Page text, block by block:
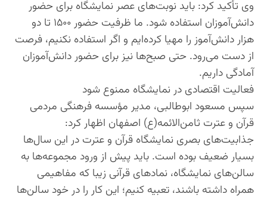
وی تأکید کرد: باید نوبت‌های عصر نمایشگاه برای حضور
دانش‌آموزان استفاده شود. ما ظرفیت حضور ۱۵۰۰ تا دو
هزار دانش‌آموز را مهیا کرده‌ایم و اگر استفاده نکنیم، فرصت
از دست می‌رود. حتی صبح‌ها نیز برای حضور دانش‌آموزان
آمادگی داریم.
فعالیت اقتصادی در نمایشگاه ممنوع شود
سپس مسعود ابوطالبی، مدیر مؤسسه فرهنگی مردمی
قرآن و عترت ثامن‌الائمه(ع) اصفهان اظهار کرد:
جذابیت‌های بصری نمایشگاه قرآن و عترت در این سال‌ها
بسیار ضعیف بوده است. باید پیش از ورود مجموعه‌ها به
سالن‌های نمایشگاه، نمادهای قرآنی زیبا که مفاهیمی
همراه داشته باشند، تعبیه کنیم؛ این کار را در خود سالن‌ها